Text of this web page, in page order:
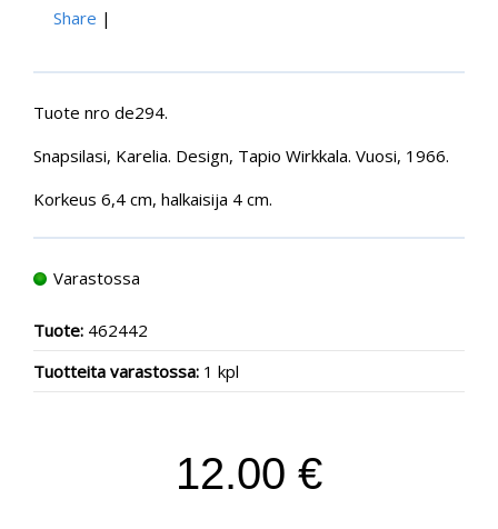
Share |
Tuote nro de294.
Snapsilasi, Karelia. Design, Tapio Wirkkala. Vuosi, 1966.
Korkeus 6,4 cm, halkaisija 4 cm.
Varastossa
Tuote: 462442
Tuotteita varastossa: 1 kpl
12.00 €